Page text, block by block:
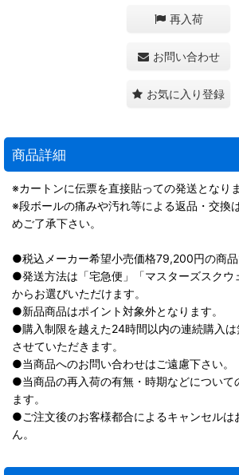
再入荷
お問い合わせ
お気に入り登録
商品詳細
※カートンに伝票を直接貼っての発送となりま
※段ボールの痛みや汚れ等による返品・交換
めご了承下さい。
●税込メーカー希望小売価格79,200円の商品
●発送方法は「宅急便」「マスターズスクウ
からお選びいただけます。
●新品商品はポイント対象外となります。
●購入制限を越えた24時間以内の連続購入は
させていただきます。
●当商品へのお問い合わせはご遠慮下さい。
●当商品の再入荷の有無・時期などについて
ます。
●ご注文後のお客様都合によるキャンセルは
ん。